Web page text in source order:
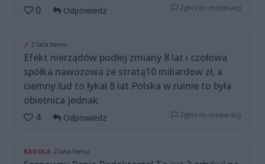
0
Odpowiedz Zgłoś do moderacji
;/ 2 lata temu
Efekt nierządów podłej zmiany 8 lat i czołowa
spółka nawozowa ze stratą10 miliardow zł, a
ciemny lud to łykał 8 lat.Polska w ruinie to była
obietnica jednak
4
Odpowiedz Zgłoś do moderacji
KAROLA 2 lata temu